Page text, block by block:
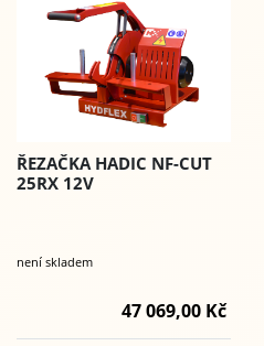
ŘEZAČKA HADIC NF-CUT
25RX 12V
není skladem
47 069,00 Kč